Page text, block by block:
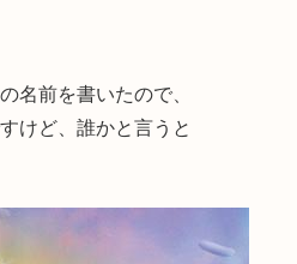
名前を書いたので、
けど、誰かと言うと